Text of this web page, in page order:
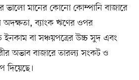
ভালো মানের কোনো কোম্পানি বাজারে
অদক্ষতা, ব্যাংক ঋণের ওপর
ইনকাম বা সঞ্চয়পত্রের উচ্চ সুদ এবং
অভাব বাজারে তারল্য সংকট ও
দিয়েছে।